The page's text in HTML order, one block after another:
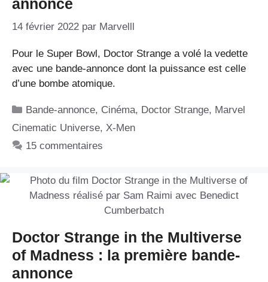
annonce
14 février 2022 par Marvelll
Pour le Super Bowl, Doctor Strange a volé la vedette
avec une bande-annonce dont la puissance est celle
d’une bombe atomique.
Catégories
Bande-annonce, Cinéma, Doctor Strange, Marvel
Cinematic Universe, X-Men
15 commentaires
Doctor Strange in the Multiverse
of Madness : la première bande-
annonce